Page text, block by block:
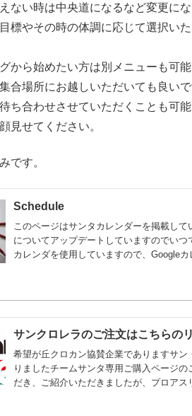
ない時は中央道になるなど変更にな
標やその時の体調に応じて選択い
から始めたい方は別メニューも可能
合場所にお越しいただいても良い
ち合わせさせていただくことも可
見せてください。
です。
Schedule
このページはサンタカレンダーを掲載し
についてアップデートしていますのでい
カレンダを使用していますので、Google
サンクロレラのご注文はこちらの
希望が丘クロカン協賛企業でありますサ
りましたチームサンタ専用ご購入ページ
だき、ご紹介いただきましたが、プロア